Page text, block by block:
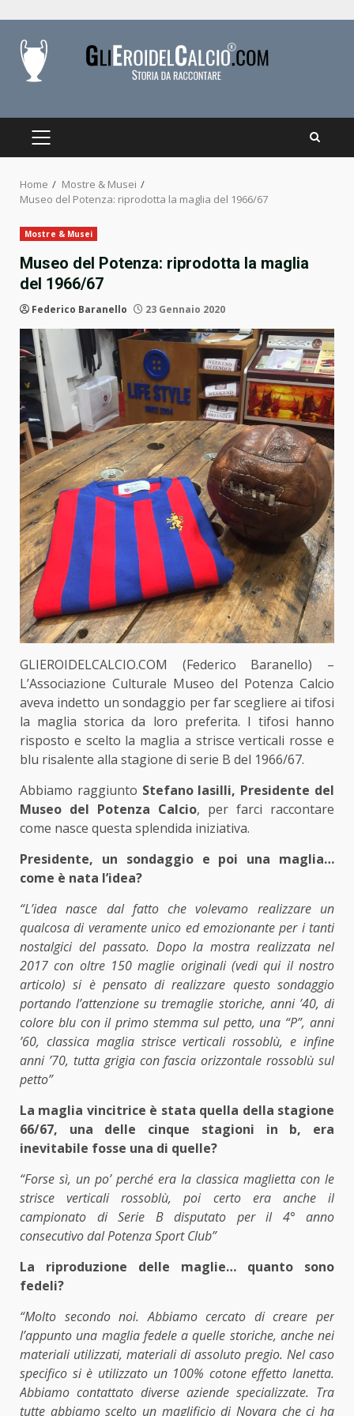
content
PRIMARY
Home
Mostre & Musei
Museo del Potenza: riprodotta la maglia del 1966/67
Mostre & Musei
Museo del Potenza: riprodotta la maglia
del 1966/67
Federico Baranello 23 Gennaio 2020
GLIEROIDELCALCIO.COM (Federico Baranello) –
L’Associazione Culturale Museo del Potenza Calcio
aveva indetto un sondaggio per far scegliere ai tifosi
la maglia storica da loro preferita. I tifosi hanno
risposto e scelto la maglia a strisce verticali rosse e
blu risalente alla stagione di serie B del 1966/67.
Abbiamo raggiunto Stefano Iasilli, Presidente del
Museo del Potenza Calcio, per farci raccontare
come nasce questa splendida iniziativa.
Presidente, un sondaggio e poi una maglia…
come è nata l’idea?
“L’idea nasce dal fatto che volevamo realizzare un
qualcosa di veramente unico ed emozionante per i tanti
nostalgici del passato. Dopo la mostra realizzata nel
2017 con oltre 150 maglie originali (vedi qui il nostro
articolo) si è pensato di realizzare questo sondaggio
portando l’attenzione su tremaglie storiche, anni ’40, di
colore blu con il primo stemma sul petto, una “P”, anni
’60, classica maglia strisce verticali rossoblù, e infine
anni ’70, tutta grigia con fascia orizzontale rossoblù sul
petto”
La maglia vincitrice è stata quella della stagione
66/67, una delle cinque stagioni in b, era
inevitabile fosse una di quelle?
“Forse sì, un po’ perché era la classica maglietta con le
strisce verticali rossoblù, poi certo era anche il
campionato di Serie B disputato per il 4° anno
consecutivo dal Potenza Sport Club”
La riproduzione delle maglie… quanto sono
fedeli?
“Molto secondo noi. Abbiamo cercato di creare per
l’appunto una maglia fedele a quelle storiche, anche nei
materiali utilizzati, materiali di assoluto pregio. Nel caso
specifico si è utilizzato un 100% cotone effetto lanetta.
Abbiamo contattato diverse aziende specializzate. Tra
tutte abbiamo scelto un maglificio di Novara che ci ha